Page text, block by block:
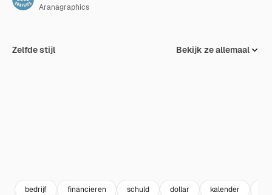
Aranagraphics
Zelfde stijl Bekijk ze allemaal
bedrijf financieren schuld dollar kalender